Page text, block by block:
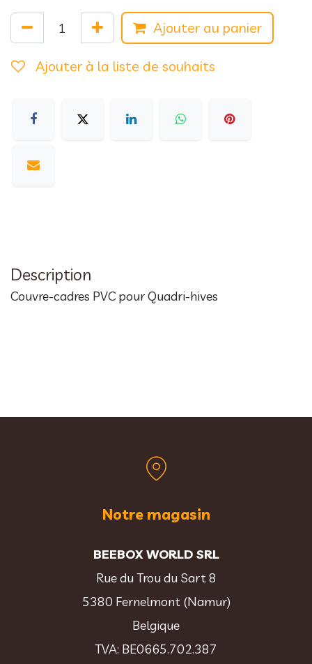
Ajouter au panier
Ajouter à la liste de souhaits
Description
Couvre-cadres PVC pour Quadri-hives
Notre magasin
BEEBOX WORLD SRL
Rue du Trou du Sart 8
5380 Fernelmont (Namur)
Belgique
TVA: BE0665.702.387